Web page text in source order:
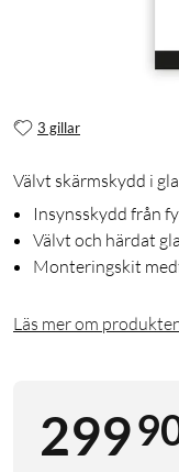
3 gillar
Välvt skärmskydd i
Insynsskydd från
Välvt och härdat
Monteringskit
Läs mer om
299